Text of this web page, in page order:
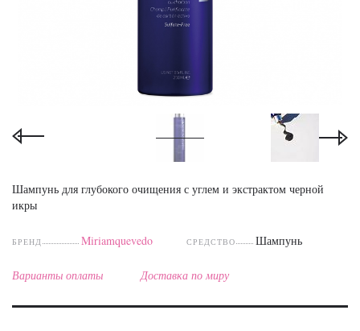
Шампунь для глубокого очищения с углем и экстрактом черной
икры
БРЕНД Miriamquevedo СРЕДСТВО Шампунь
Варианты оплаты Доставка по миру